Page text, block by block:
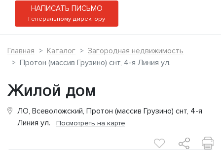
НАПИСАТЬ ПИСЬМО
Генеральному директору
Главная Каталог
Загородная недвижимость
Протон (массив Грузино) снт, 4-я Линия ул.
Жилой дом
ЛО, Всеволожский, Протон (массив Грузино) снт, 4-я
Линия ул. Посмотреть на карте